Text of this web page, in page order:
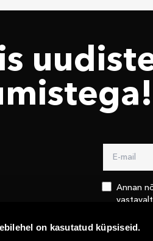
on kasutatud küpsiseid.
Annan
vastavalt